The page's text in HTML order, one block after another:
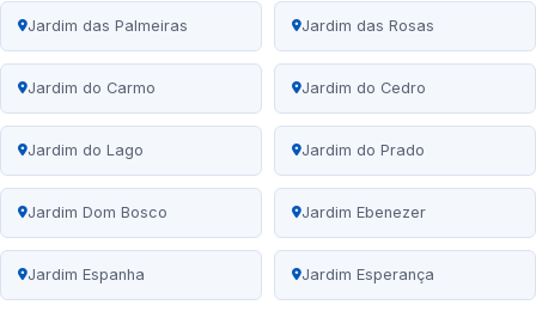
Jardim das Palmeiras Jardim das Rosas
Jardim do Carmo Jardim do Cedro
Jardim do Lago Jardim do Prado
Jardim Dom Bosco Jardim Ebenezer
Jardim Espanha Jardim Esperança